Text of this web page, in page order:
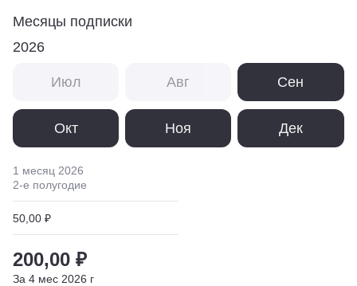
Месяцы подписки
2026
Июл Авг Сен
Окт Ноя Дек
1 месяц 2026
2-е полугодие
50,00 ₽
200,00 ₽
За 4 мес 2026 г